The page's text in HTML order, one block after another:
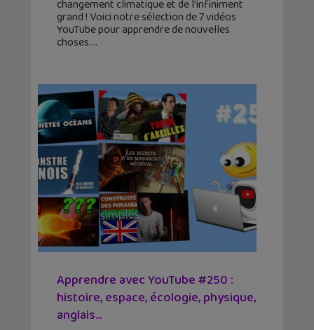
changement climatique et de l'infiniment
grand ! Voici notre sélection de 7 vidéos
YouTube pour apprendre de nouvelles
choses.
Apprendre avec YouTube #250 :
histoire, espace, écologie, physique,
anglais…